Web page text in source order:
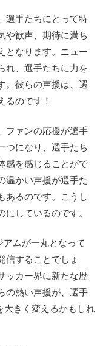
選手たちにとって特
や歓声、期待に満ち
となります。ニュー
れ、選手たちに力を
。彼らの声援は、選
るのです！
ファンの応援が選手
つになり、選手たち
感を感じることがで
温かい声援が選手た
あるのです。こうし
しているのです。
ムが一丸となって
信することでしょ
ッカー界に新たな歴
の熱い声援が、選手
大きく変えるかもしれ